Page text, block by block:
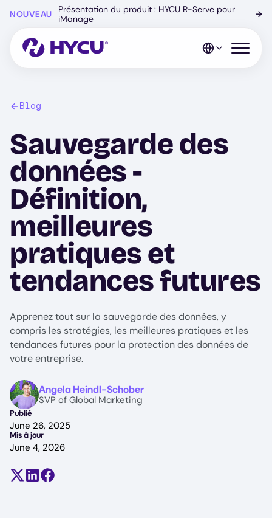
content
NOUVEAU
Présentation du produit : HYCU R-Serve pour
iManage
→
Open
Blog
Sauvegarde des
données -
Définition,
meilleures
pratiques et
tendances futures
Apprenez tout sur la sauvegarde des données, y
compris les stratégies, les meilleures pratiques et les
tendances futures pour la protection des données de
votre entreprise.
ImageAngela Heindl-Schober
SVP of Global Marketing
Publié
June 26, 2025
Mis à jour
June 4, 2026
Partager sur X (anciennement Twitter)
Partager sur LinkedIn
Partager sur Facebook